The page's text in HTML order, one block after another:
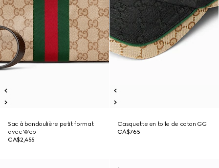
Sac à bandoulière petit format
avec Web
CA$2,455
Casquette en toile de coton GG
CA$765